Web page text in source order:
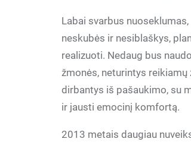
Labai svarbus
neskubės ir nesiblaškys,
realizuoti. Nedaug bus
žmonės, neturintys
dirbantys iš pašaukimo, su
ir jausti emocinį komfortą.
2013 metais daugiau